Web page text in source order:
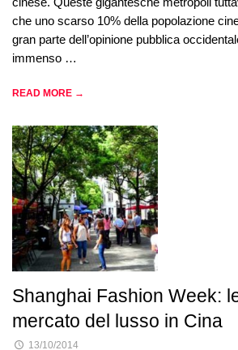
che uno scarso 10% della popolazione
gran parte dell’opinione pubblica
immenso …
READ MORE →
Shanghai Fashion Week:
mercato del lusso in Cina
13/10/2014